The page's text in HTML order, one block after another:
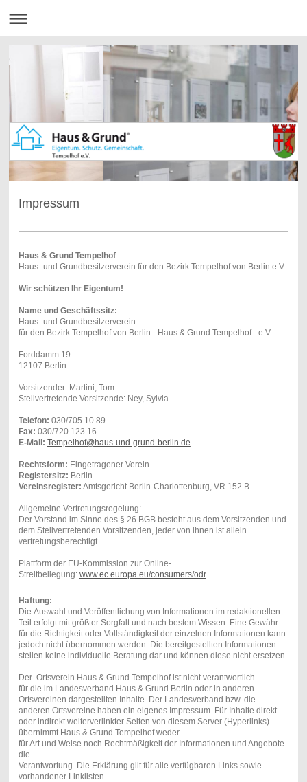
Impressum
Haus & Grund Tempelhof
Haus- und Grundbesitzerverein für den Bezirk Tempelhof von Berlin e.V.
Wir schützen Ihr Eigentum!
Name und Geschäftssitz:
Haus- und Grundbesitzerverein
für den Bezirk Tempelhof von Berlin - Haus & Grund Tempelhof - e.V.
Forddamm 19
12107 Berlin
Vorsitzender: Martini, Tom
Stellvertretende Vorsitzende: Ney, Sylvia
Telefon: 030/705 10 89
Fax: 030/720 123 16
E-Mail: Tempelhof@haus-und-grund-berlin.de
Rechtsform: Eingetragener Verein
Registersitz: Berlin
Vereinsregister: Amtsgericht Berlin-Charlottenburg, VR 152 B
Allgemeine Vertretungsregelung:
Der Vorstand im Sinne des § 26 BGB besteht aus dem Vorsitzenden und
dem Stellvertretenden Vorsitzenden, jeder von ihnen ist allein
vertretungsberechtigt.
Plattform der EU-Kommission zur Online-
Streitbeilegung: www.ec.europa.eu/consumers/odr
Haftung:
Die Auswahl und Veröffentlichung von Informationen im redaktionellen
Teil erfolgt mit größter Sorgfalt und nach bestem Wissen. Eine Gewähr
für die Richtigkeit oder Vollständigkeit der einzelnen Informationen kann
jedoch nicht übernommen werden. Die bereitgestellten Informationen
stellen keine individuelle Beratung dar und können diese nicht ersetzen.
Der Ortsverein Haus & Grund Tempelhof ist nicht verantwortlich
für die im Landesverband Haus & Grund Berlin oder in anderen
Ortsvereinen dargestellten Inhalte. Der Landesverband bzw. die
anderen Ortsvereine haben ein eigenes Impressum. Für Inhalte direkt
oder indirekt weiterverlinkter Seiten von diesem Server (Hyperlinks)
übernimmt Haus & Grund Tempelhof weder
für Art und Weise noch Rechtmäßigkeit der Informationen und Angebote
die
Verantwortung. Die Erklärung gilt für alle verfügbaren Links sowie
vorhandener Linklisten.